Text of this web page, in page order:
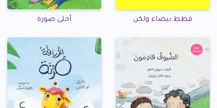
قطط بيضاء ولكن أحلى صورة